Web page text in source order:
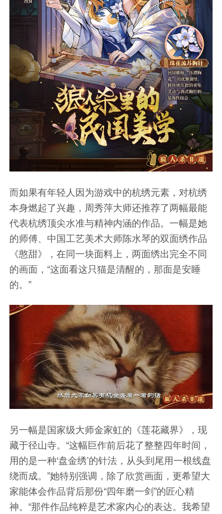
而如果有年轻人因为游戏中的杭绣元素，对杭绣
本身燃起了兴趣，周秀萍大师还推荐了两幅最能
代表杭绣顶尖水准与精神内涵的作品。一幅是她
的师傅、中国工艺美术大师陈水琴的双面绣作品
《憨甜》，在同一块面料上，两面绣出完全不同
的画面，“这面看这只猫是清醒的，那面是安睡
的。”
另一幅是国家级大师金家虹的《莲花藏界》，现
藏于径山寺。“这幅巨作前后花了整整四年时间，
用的是一种‘盘金绣’的针法，从头到尾用一根线盘
绕而成。”她特别强调，除了欣赏画面，更希望大
家能体会作品背后那份“四年磨一剑”的匠心精
神。“那件作品纯粹是艺术家内心的表达。我希望